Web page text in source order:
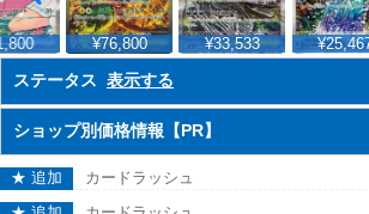
¥76,800 ¥33,533 ¥25,467
ステータス 表示する
ショップ別価格情報【PR】
★ 追加 カードラッシュ